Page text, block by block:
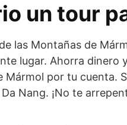
un tour
las Montañas de
lugar. Ahorra dinero
Mármol por tu cuenta.
Nang. ¡No te